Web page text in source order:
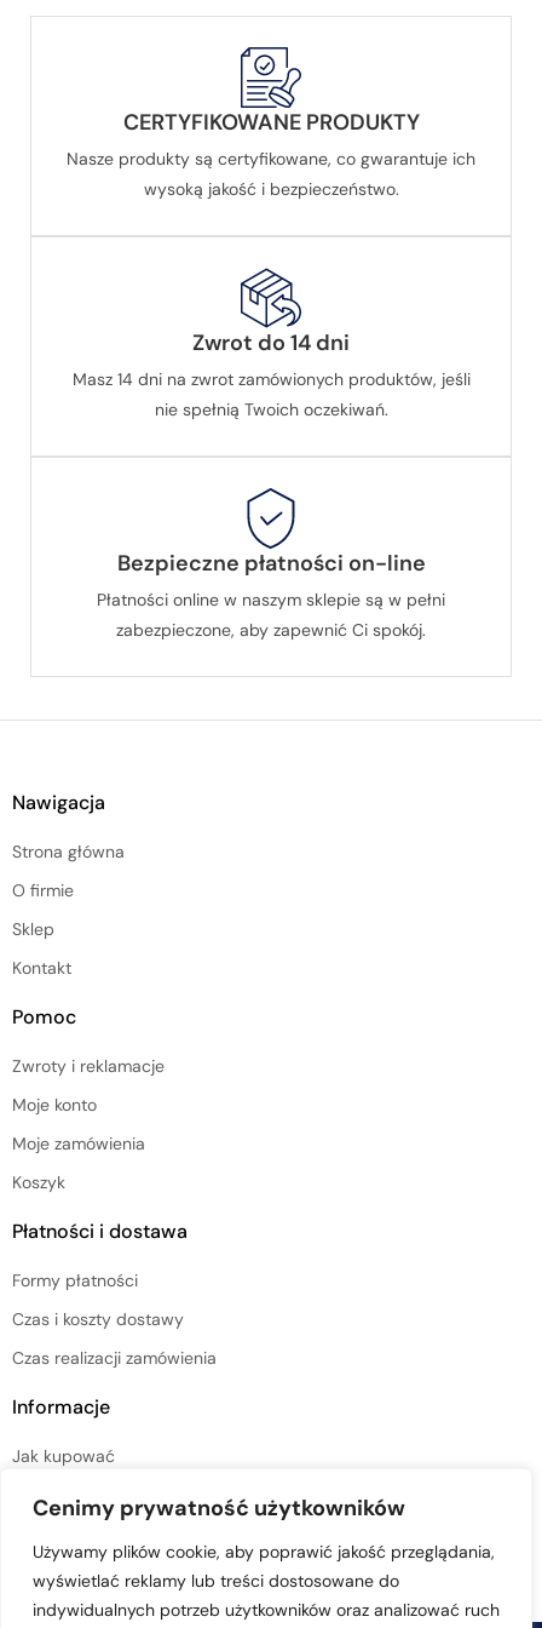
Cenimy prywatność użytkowników
Używamy plików cookie, aby poprawić jakość przeglądania,
wyświetlać reklamy lub treści dostosowane do
indywidualnych potrzeb użytkowników oraz analizować ruch
CERTYFIKOWANE PRODUKTY
Nasze produkty są certyfikowane, co gwarantuje ich
wysoką jakość i bezpieczeństwo.
Zwrot do 14 dni
Masz 14 dni na zwrot zamówionych produktów, jeśli
nie spełnią Twoich oczekiwań.
Bezpieczne płatności on-line
Płatności online w naszym sklepie są w pełni
zabezpieczone, aby zapewnić Ci spokój.
Nawigacja
Strona główna
O firmie
Sklep
Kontakt
Pomoc
Zwroty i reklamacje
Moje konto
Moje zamówienia
Koszyk
Płatności i dostawa
Formy płatności
Czas i koszty dostawy
Czas realizacji zamówienia
Informacje
Jak kupować
Regulamin sklepu